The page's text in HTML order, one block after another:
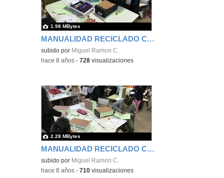
MANUALIDAD RECICLADO CAJA DE ZAPATOS - TERCERO 4
subido por Miguel Ramon C.
1.98 MBytes
-hace 8 años -728 visualizaciones
MANUALIDAD RECICLADO CAJA DE ZAPATOS - TERCERO 5
subido por Miguel Ramon C.
2.28 MBytes
-hace 8 años -710 visualizaciones